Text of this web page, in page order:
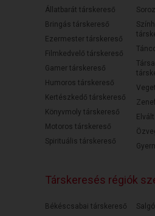
Állatbarát társkereső
Bringás társkereső
Ezermester társkereső
Filmkedvelő társkereső
Gamer társkereső
Humoros társkereső
Kertészkedő társkereső
Könyvmoly társkereső
Motoros társkereső
Spirituális társkereső
Társkeresés régiók
Békéscsabai társkereső